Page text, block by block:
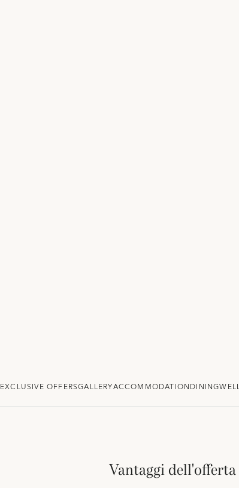
EXCLUSIVE OFFERSGALLERYACCOMMODATIONDINING
Vantaggi dell'offerta